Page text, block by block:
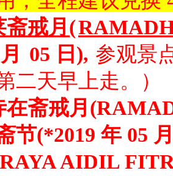
戒月 (
月 05 日), 参观景
二天早上走。
）
在斋戒月
节(*2019 年 05
AIDIL